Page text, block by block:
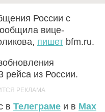
России с
вице-
пишет bfm.ru.
рейса из России.
в Телеграме и в Max